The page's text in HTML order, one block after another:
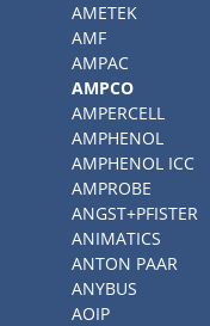
AMETEK
AMF
AMPAC
AMPCO
AMPERCELL
AMPHENOL
AMPHENOL ICC
AMPROBE
ANGST+PFISTER
ANIMATICS
ANTON PAAR
ANYBUS
AOIP